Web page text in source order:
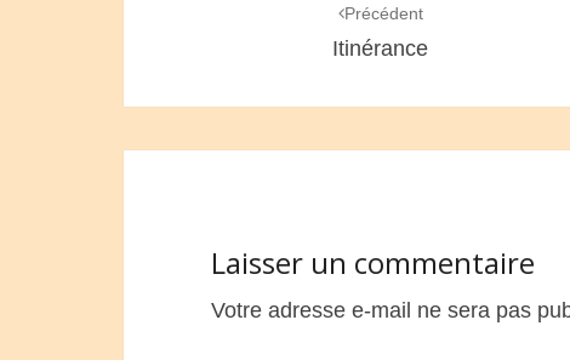
Précédent
Itinérance
Laisser un commentaire
Votre adresse e-mail ne sera pas